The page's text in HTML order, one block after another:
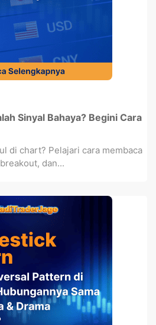
Sinyal Bahaya? Begini Cara
di chart? Pelajari cara membaca
dan...